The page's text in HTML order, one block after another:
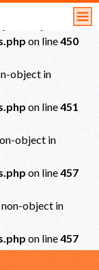
on line450
object in
on line451
object in
on line457
object in
on line457